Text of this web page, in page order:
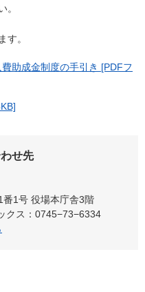
。
す。
助成金制度の手引き [PDFフ
せ先
1号 役場本庁舎3階
クス：0745−73−6334